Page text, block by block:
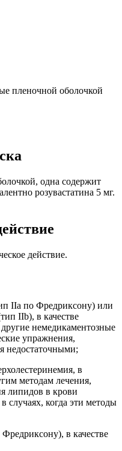
одна содержит
розувастатина 5 мг.
действие.
IIa по Фредриксону) или
IIb), в качестве
немедикаментозные
упражнения,
недостаточными;
в
методам лечения,
липидов в крови
когда эти методы
в качестве